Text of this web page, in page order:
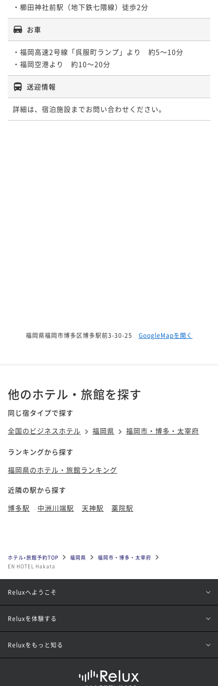
・櫛田神社前駅（地下鉄七隈線）徒歩2分
お車
・福岡高速2号線「呉服町ランプ」より　約5～10分
・福岡空港より　約10～20分
送迎情報
詳細は、宿泊施設までお問い合わせください。
福岡県福岡市博多区博多駅前3-30-25 GoogleMapを開く
他のホテル・旅館を探す
同じ宿タイプで探す
全国のビジネスホテル
福岡県 福岡市・博多・太宰府
ランキングから探す
福岡県のホテル・旅館ランキング
近隣の駅から探す
博多駅
中洲川端駅 天神駅 薬院駅
ホテル•旅館予約TOP 福岡県
福岡市・博多・太宰府
EN HOTEL Hakata
Reluxへようこそ
Reluxを体験する
Reluxをもっと知る